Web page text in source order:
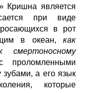
Кришна является
при виде
в рот
в океан, как
смертоносному
а его язык
которые